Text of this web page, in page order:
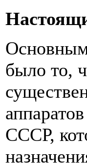
Основным
было то,
СССР,